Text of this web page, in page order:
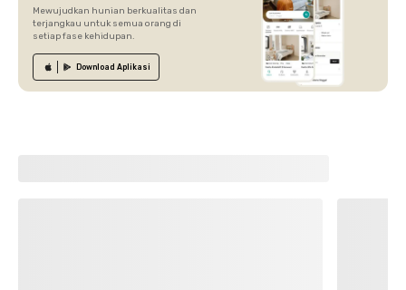
Mewujudkan hunian berkualitas dan
terjangkau untuk semua orang di
setiap fase kehidupan.
Download Aplikasi